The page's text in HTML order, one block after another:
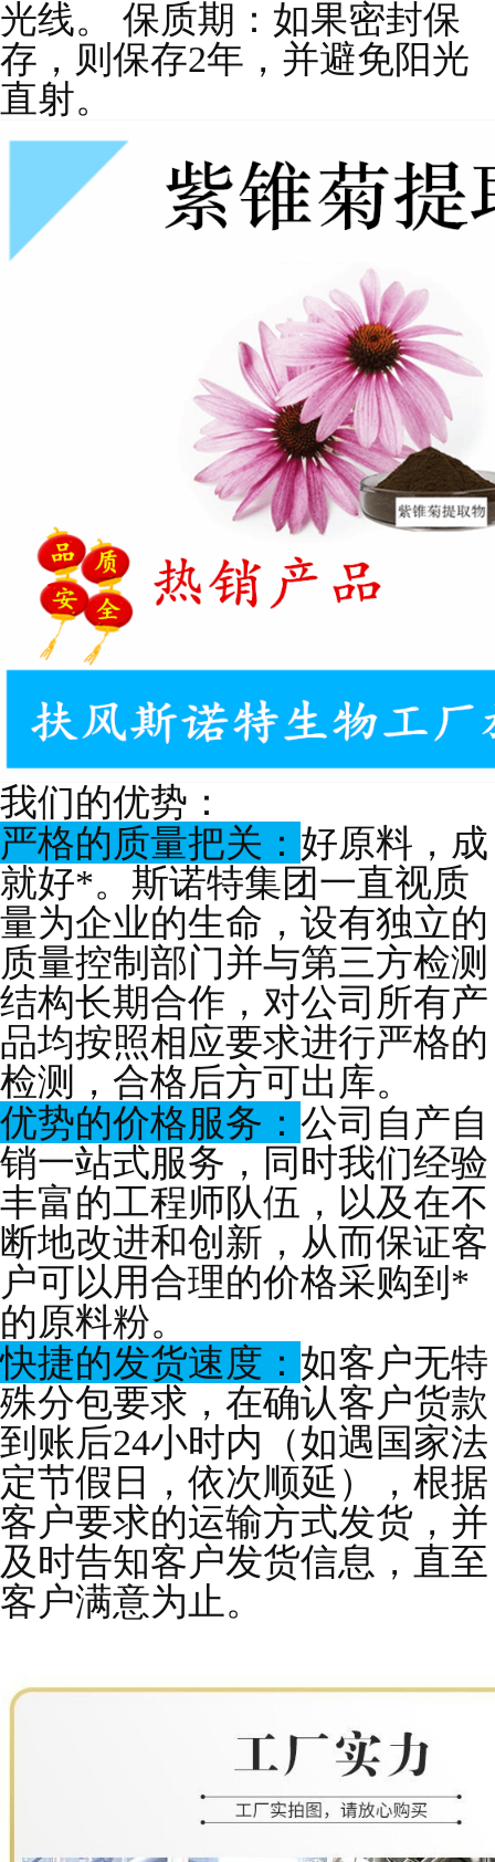
光线。 保质期：如果密封保
存，则保存2年，并避免阳光
直射。
我们的优势：
严格的质量把关： 好原料，成
就好*。斯诺特集团一直视质
量为企业的生命，设有独立的
质量控制部门并与第三方检测
结构长期合作，对公司所有产
品均按照相应要求进行严格的
检测，合格后方可出库。
优势的价格服务： 公司自产自
销一站式服务，同时我们经验
丰富的工程师队伍，以及在不
断地改进和创新，从而保证客
户可以用合理的价格采购到*
的原料粉。
快捷的发货速度： 如客户无特
殊分包要求，在确认客户货款
到账后24小时内（如遇国家法
定节假日，依次顺延），根据
客户要求的运输方式发货，并
及时告知客户发货信息，直至
客户满意为止。